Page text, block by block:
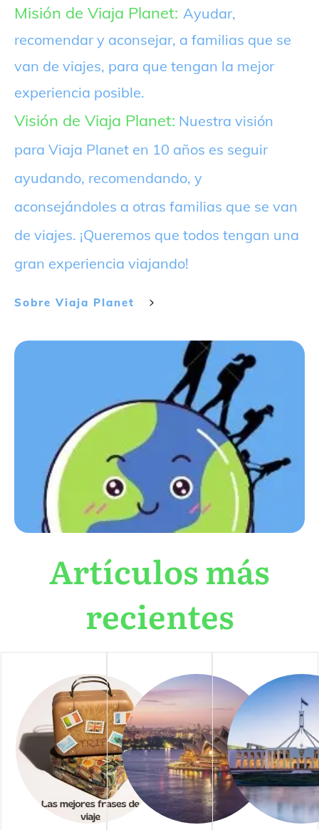
Misión de Viaja Planet: Ayudar,
recomendar y aconsejar, a familias que se
van de viajes, para que tengan la mejor
experiencia posible.
Visión de Viaja Planet: Nuestra visión
para Viaja Planet en 10 años es seguir
ayudando, recomendando, y
aconsejándoles a otras familias que se van
de viajes. ¡Queremos que todos tengan una
gran experiencia viajando!
Sobre Viaja Planet
Artículos más
recientes